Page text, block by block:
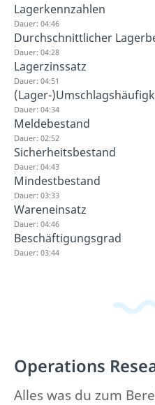
Lagerkennzahlen
Dauer: 04:46
Durchschnittlicher
Dauer: 04:28
Lagerzinssatz
Dauer: 04:51
(Lager-
Dauer: 04:34
Meldebestand
Dauer: 02:52
Sicherheitsbestand
Dauer: 04:43
Mindestbestand
Dauer: 03:33
Wareneinsatz
Dauer: 04:46
Beschäftigungsgrad
Dauer: 03:44
Operations
Alles was du zum